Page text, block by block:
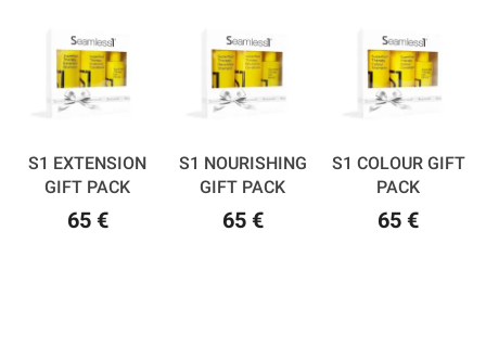
S1 EXTENSION
GIFT PACK
65 €
S1 NOURISHING
GIFT PACK
65 €
S1 COLOUR GIFT
PACK
65 €